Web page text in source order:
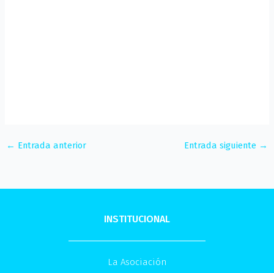
← Entrada anterior Entrada siguiente →
INSTITUCIONAL
La Asociación